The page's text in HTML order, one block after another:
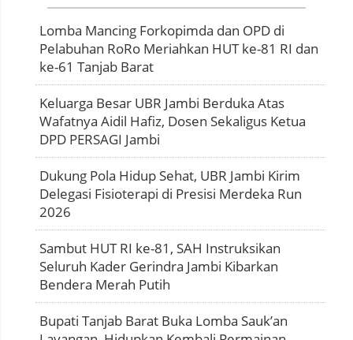
Lomba Mancing Forkopimda dan OPD di
Pelabuhan RoRo Meriahkan HUT ke-81 RI dan
ke-61 Tanjab Barat
Keluarga Besar UBR Jambi Berduka Atas
Wafatnya Aidil Hafiz, Dosen Sekaligus Ketua
DPD PERSAGI Jambi
Dukung Pola Hidup Sehat, UBR Jambi Kirim
Delegasi Fisioterapi di Presisi Merdeka Run
2026
Sambut HUT RI ke-81, SAH Instruksikan
Seluruh Kader Gerindra Jambi Kibarkan
Bendera Merah Putih
Bupati Tanjab Barat Buka Lomba Sauk’an